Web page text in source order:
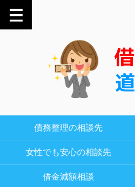
債務整理の相談先
女性でも安心の相談先
借金減額相談